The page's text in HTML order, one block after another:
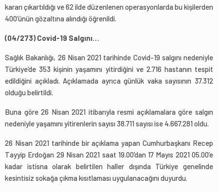
kararı çıkartıldığı ve 62 ilde düzenlenen operasyonlarda bu kişilerden
400’ünün gözaltına alındığı öğrenildi.
(04/273) Covid-19 Salgını…
Sağlık Bakanlığı, 26 Nisan 2021 tarihinde Covid-19 salgını nedeniyle
Türkiye’de 353 kişinin yaşamını yitirdiğini ve 2.716 hastanın tespit
edildiğini açıkladı. Açıklamada ayrıca günlük vaka sayısının 37.312
olduğu belirtildi.
Buna göre 26 Nisan 2021 itibarıyla resmi açıklamalara göre salgın
nedeniyle yaşamını yitirenlerin sayısı 38.711 sayısı ise 4.667.281 oldu.
26 Nisan 2021 tarihinde bir açıklama yapan Cumhurbaşkanı Recep
Tayyip Erdoğan 29 Nisan 2021 saat 19.00’dan 17 Mayıs 2021 05.00’e
kadar istisna olarak belirtilen haller dışında Türkiye genelinde
kesintisiz sokağa çıkma kısıtlaması uygulanacağını duyurdu.